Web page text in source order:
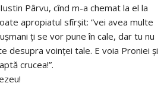
Pârvu, cînd m-a chemat la el la
apropiatul sfîrșit: ”vei avea multe
ți se vor pune în cale, dar tu nu
desupra voinței tale. E voia Proniei și
crucea!”.